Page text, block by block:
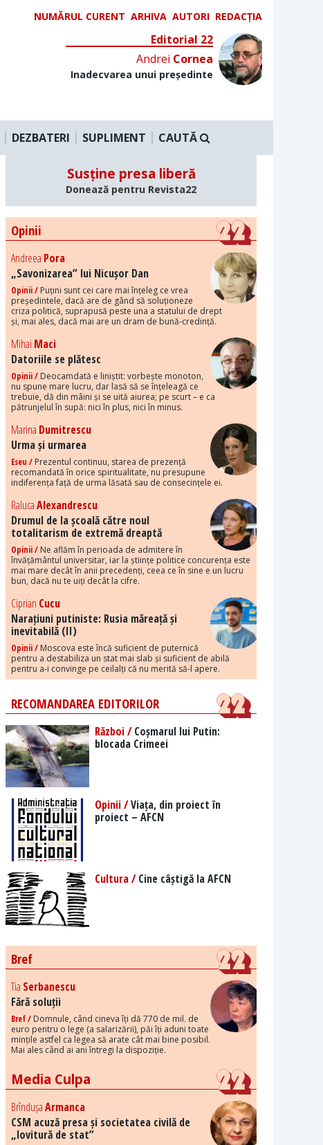
NUMĂRUL CURENT ARHIVA AUTORI REDACȚIA
Editorial 22
Andrei Cornea
Inadecvarea unui președinte
DEZBATERI SUPLIMENT CAUTĂ
Susține presa liberă
Donează pentru Revista22
Opinii
Andreea Pora
„Savonizarea” lui Nicușor Dan
Opinii / Puțini sunt cei care mai înțeleg ce vrea
președintele, dacă are de gând să soluționeze
criza politică, suprapusă peste una a statului de drept
și, mai ales, dacă mai are un dram de bună-credință.
Mihai Maci
Datoriile se plătesc
Opinii / Deocamdată e liniștit: vorbește monoton,
nu spune mare lucru, dar lasă să se înțeleagă ce
trebuie, dă din mâini și se uită aiurea; pe scurt – e ca
pătrunjelul în supă: nici în plus, nici în minus.
Marina Dumitrescu
Urma și urmarea
Eseu / Prezentul continuu, starea de prezență
recomandată în orice spiritualitate, nu presupune
indiferența față de urma lăsată sau de consecințele ei.
RalucaAlexandrescu
Drumul de la școală către noul
totalitarism de extremă dreaptă
Opinii / Ne aflăm în perioada de admitere în
învățământul universitar, iar la științe politice concurența este
mai mare decât în anii precedenți, ceea ce în sine e un lucru
bun, dacă nu te uiți decât la cifre.
Ciprian Cucu
Narațiuni putiniste: Rusia măreață și
inevitabilă (II)
Opinii / Moscova este încă suficient de puternică
pentru a destabiliza un stat mai slab și suficient de abilă
pentru a-i convinge pe ceilalți că nu merită să-l apere.
RECOMANDAREA EDITORILOR
Război /Coșmarul lui Putin:
blocada Crimeei
Opinii /Viața, din proiect în
proiect – AFCN
Cultura /Cine câștigă la AFCN
Bref
Tia Serbanescu
Fără soluții
Bref / Domnule, când cineva îți dă 770 de mil. de
euro pentru o lege (a salarizării), păi îți aduni toate
mințile astfel ca legea să arate cât mai bine posibil.
Mai ales când ai ani întregi la dispoziție.
Media Culpa
BrîndușaArmanca
CSM acuză presa și societatea civilă de
„lovitură de stat”